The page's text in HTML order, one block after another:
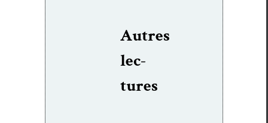
Autres
lec­
tures